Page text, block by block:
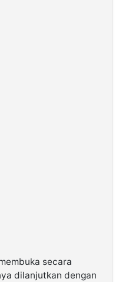
secara
dilanjutkan dengan